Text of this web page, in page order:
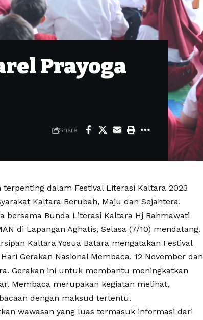
Prayoga
Share
terpenting dalam Festival Literasi Kaltara 2023
Kaltara Berubah, Maju dan Sejahtera.
bersama Bunda Literasi Kaltara Hj Rahmawati
di Lapangan Aghatis, Selasa (7/10) mendatang.
Kaltara Yosua Batara mengatakan Festival
Gerakan Nasional Membaca, 12 November dan
Gerakan ini untuk membantu meningkatkan
Membaca merupakan kegiatan melihat,
dengan maksud tertentu.
wawasan yang luas termasuk informasi dari